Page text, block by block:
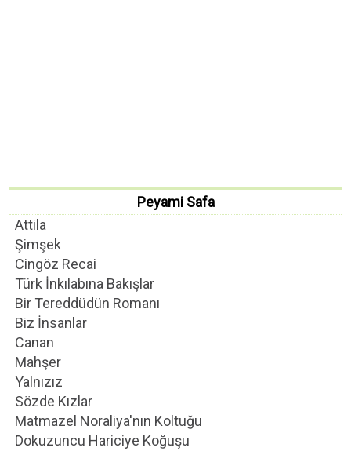
Peyami Safa
Attila
Şimşek
Cingöz Recai
Türk İnkılabına Bakışlar
Bir Tereddüdün Romanı
Biz İnsanlar
Canan
Mahşer
Yalnızız
Sözde Kızlar
Matmazel Noraliya'nın Koltuğu
Dokuzuncu Hariciye Koğuşu